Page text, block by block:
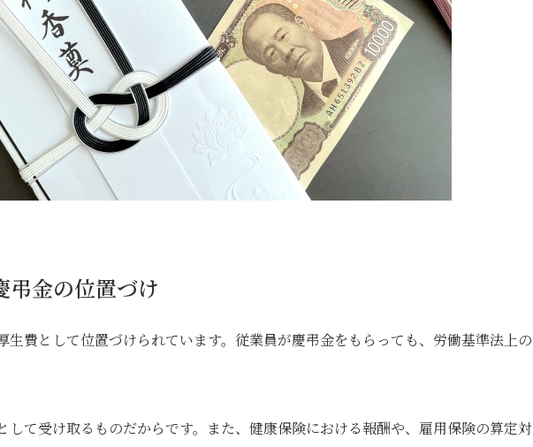
弔金の位置づけ
生費として位置づけられています。従業員が慶弔金をもらっても、労働基準法上の
して受け取るものだからです。また、健康保険における報酬や、雇用保険の算定対